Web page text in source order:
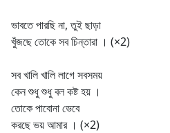
ভাবতে পারছি না, তুই ছাড়া
খুঁজছে তোকে সব চিন্তারা । (×2)
সব খালি খালি লাগে সবসময়
কেন শুধু শুধু বল কষ্ট হয় ।
তোকে পাবোনা ভেবে
করছে ভয় আমার । (×2)